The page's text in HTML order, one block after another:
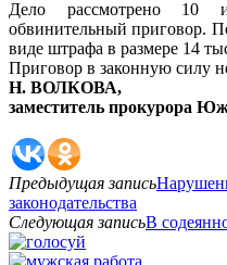
Дело рассмотрено 10
обвинительный приговор.
виде штрафа в размере 14
Приговор в законную силу
Н. ВОЛКОВА,
заместитель прокурора
Предыдущая запись
законодательства
Следующая записьВ